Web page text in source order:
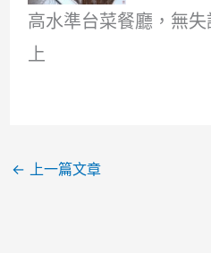
高水準台菜餐廳，無
上
← 上一篇文章